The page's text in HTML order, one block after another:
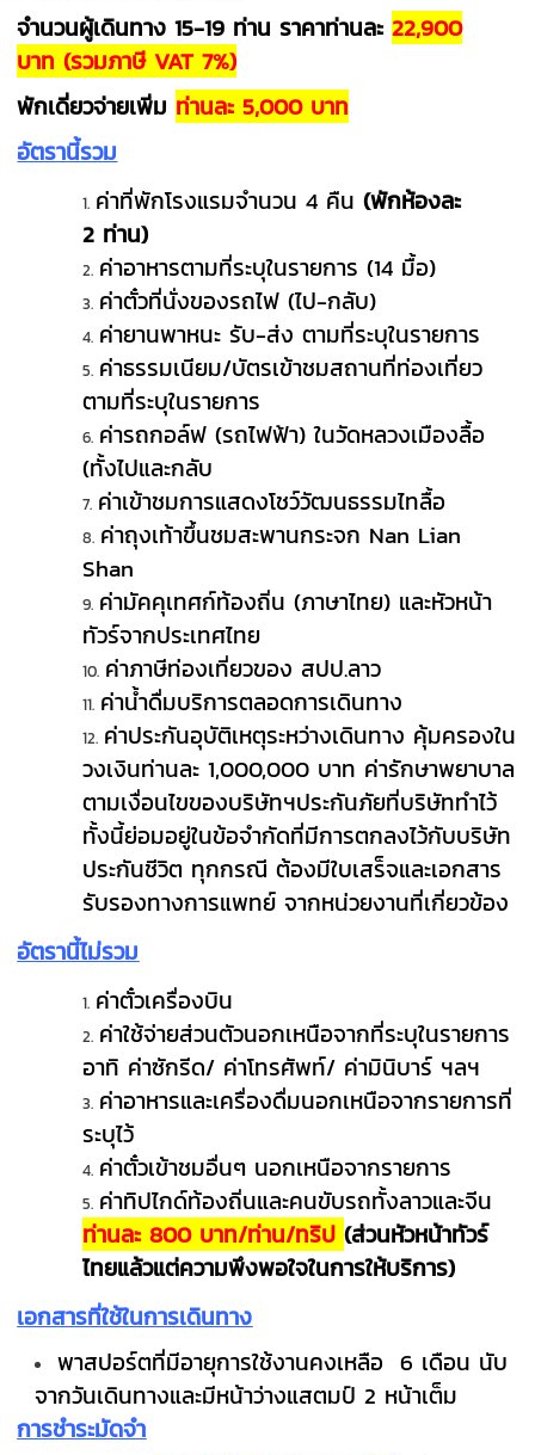
จำนวนผู้เดินทาง 15-19 ท่าน ราคาท่านละ22,900
บาท (รวมภาษี VAT 7%)
พักเดี่ยวจ่ายเพิ่ม ท่านละ 5,000 บาท
อัตรานี้รวม
ค่าที่พักโรงแรมจำนวน 4 คืน(พักห้องละ
2 ท่าน)
ค่าอาหารตามที่ระบุในรายการ (14 มื้อ)
ค่าตั๋วที่นั่งของรถไฟ (ไป-กลับ)
ค่ายานพาหนะ รับ-ส่ง ตามที่ระบุในรายการ
ค่าธรรมเนียม/บัตรเข้าชมสถานที่ท่องเที่ยว
ตามที่ระบุในรายการ
ค่ารถกอล์ฟ (รถไฟฟ้า) ในวัดหลวงเมืองลื้อ
(ทั้งไปและกลับ
ค่าเข้าชมการแสดงโชว์วัฒนธรรมไทลื้อ
ค่าถุงเท้าขึ้นชมสะพานกระจก Nan Lian
Shan
ค่ามัคคุเทศก์ท้องถิ่น (ภาษาไทย) และหัวหน้า
ทัวร์จากประเทศไทย
ค่าภาษีท่องเที่ยวของ สปป.ลาว
ค่าน้ำดื่มบริการตลอดการเดินทาง
ค่าประกันอุบัติเหตุระหว่างเดินทาง คุ้มครองใน
วงเงินท่านละ 1,000,000 บาท ค่ารักษาพยาบาล
ตามเงื่อนไขของบริษัทฯประกันภัยที่บริษัททำไว้
ทั้งนี้ย่อมอยู่ในข้อจำกัดที่มีการตกลงไว้กับบริษัท
ประกันชีวิต ทุกกรณี ต้องมีใบเสร็จและเอกสาร
รับรองทางการแพทย์ จากหน่วยงานที่เกี่ยวข้อง
อัตรานี้ไม่รวม
ค่าตั๋วเครื่องบิน
ค่าใช้จ่ายส่วนตัวนอกเหนือจากที่ระบุในรายการ
อาทิ ค่าซักรีด/ ค่าโทรศัพท์/ ค่ามินิบาร์ ฯลฯ
ค่าอาหารและเครื่องดื่มนอกเหนือจากรายการที่
ระบุไว้
ค่าตั๋วเข้าชมอื่นๆ นอกเหนือจากรายการ
ค่าทิปไกด์ท้องถิ่นและคนขับรถทั้งลาวและจีน
ท่านละ 800 บาท/ท่าน/ทริป(ส่วนหัวหน้าทัวร์
ไทยแล้วแต่ความพึงพอใจในการให้บริการ)
เอกสารที่ใช้ในการเดินทาง
พาสปอร์ตที่มีอายุการใช้งานคงเหลือ 6 เดือน นับ
จากวันเดินทางและมีหน้าว่างแสตมป์ 2 หน้าเต็ม
การชำระมัดจำ